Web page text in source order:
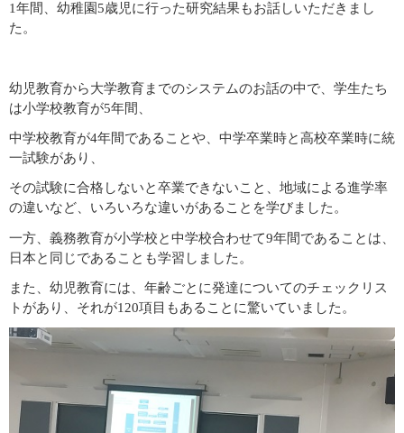
1年間、幼稚園5歳児に行った研究結果もお話しいただきまし
た。
幼児教育から大学教育までのシステムのお話の中で、学生たち
は小学校教育が5年間、
中学校教育が4年間であることや、中学卒業時と高校卒業時に統
一試験があり、
その試験に合格しないと卒業できないこと、地域による進学率
の違いなど、いろいろな違いがあることを学びました。
一方、義務教育が小学校と中学校合わせて9年間であることは、
日本と同じであることも学習しました。
また、幼児教育には、年齢ごとに発達についてのチェックリス
トがあり、それが120項目もあることに驚いていました。